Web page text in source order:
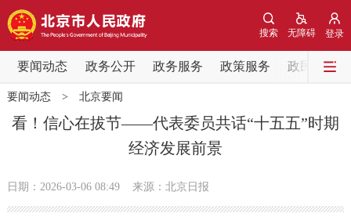
登录
无障碍
搜索
要闻动态 政务公开 政务服务 政策服务 政民互动
要闻动态
党中央精神
会议信息
要闻动态> 北京要闻
看！信心在拔节——代表委员共话“十五五”时期
经济发展前景
日期：2026-03-06 08:49 来源：北京日报